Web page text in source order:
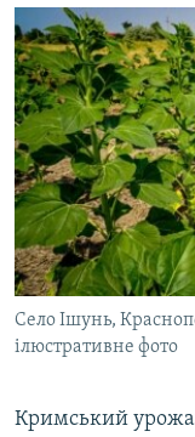
Перейти
до
пошуку
ПОГЛЯД
ІНТЕРВ'Ю
ВСЕ ЗА ДЕНЬ
СПЕЦПРОЕКТИ
ДЕПОРТАЦІЯ
ВІДЕОУРОКИ
СВІДЧЕННЯ ОКУПАЦІЇ
УКРАЇНСЬКА
ЯК ОБІЙТИ
Русский
Qırımtatar
Село Ішунь,
ілюстративне фото
Кримський